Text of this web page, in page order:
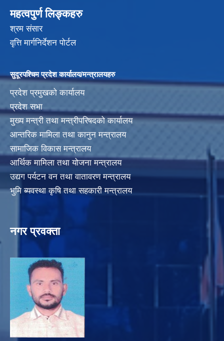
महत्वपुर्ण लिङ्कहरु
श्रम संसार
वृत्ति मार्गनिर्देशन पोर्टल
सुदूरपश्चिम प्रदेश कार्यालय/मन्त्रालयहरु
प्रदेश प्रमुखको कार्यालय
प्रदेश सभा
मुख्य मन्त्री तथा मन्त्रीपरिषदको कार्यालय
आन्तरिक मामिला तथा कानुन मन्त्रालय
सामाजिक विकास मन्त्रालय
आर्थिक मामिला तथा योजना मन्त्रालय
उद्यग पर्यटन वन तथा वातावरण मन्त्रालय
भुमि ब्यवस्था कृषि तथा सहकारी मन्त्रालय
नगर प्रवक्ता